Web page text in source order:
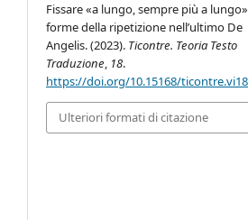
Fissare «a lungo, sempre più a
forme della ripetizione nell’ultimo De
Angelis. (2023). Ticontre. Teoria Testo
Traduzione, 18.
https://doi.org/10.15168/
Ulteriori formati di citazione